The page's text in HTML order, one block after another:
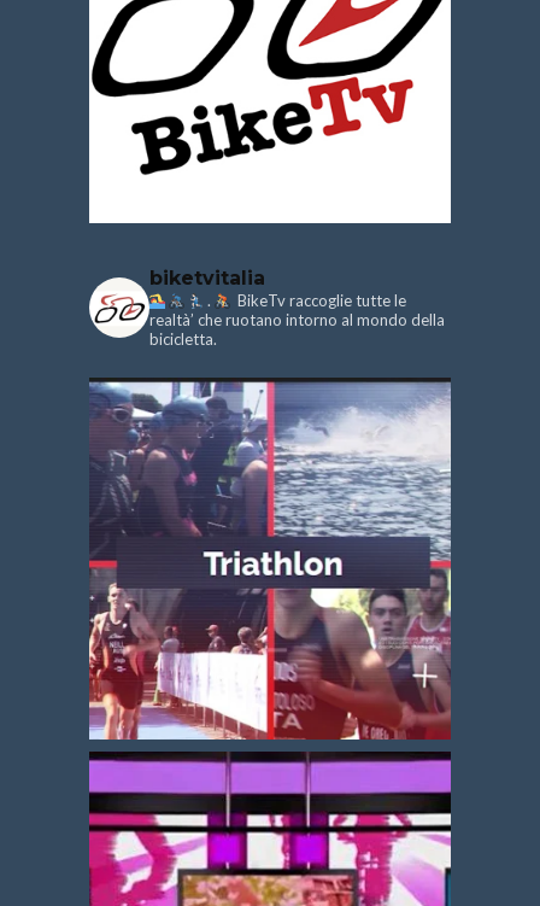
biketvitalia
.
BikeTv raccoglie tutte le
realtà’ che ruotano intorno al mondo della
bicicletta.